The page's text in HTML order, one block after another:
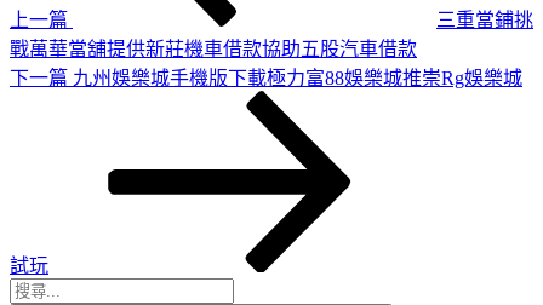
上一篇
三重當鋪挑
戰萬華當舖提供新莊機車借款協助五股汽車借款
下
下一篇 九州娛樂城手機版下載極力富88娛樂城推崇Rg娛樂城
試玩
搜